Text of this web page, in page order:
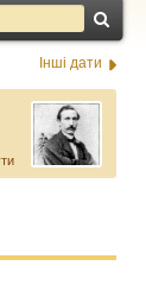
Інші дати